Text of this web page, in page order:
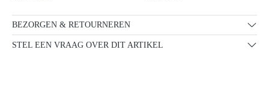
BEZORGEN & RETOURNEREN
STEL EEN VRAAG OVER DIT ARTIKEL